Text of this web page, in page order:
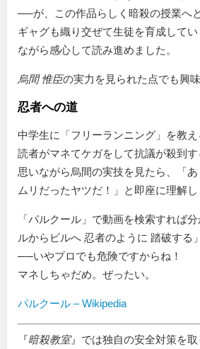
──が、この作品らしく暗殺の授業へ
ギャグも織り交ぜて生徒を育成して
ながら感心して読み進めました。
烏間 惟臣の実力を見られた点でも興味
忍者への道
中学生に フリーランニング
を教
読者がマネてケガをして抗議が殺到
思いながら烏間の実技を見たら、「
ムリだったヤツだ！」と即座に理解し
「パルクール」で動画を検索すれば
ルからビルへ 忍者のように 踏破する
──いやプロでも危険ですからね！
マネしちゃだめ。ぜったい。
パルクール – Wikipedia
『暗殺教室』では独自の安全対策を取